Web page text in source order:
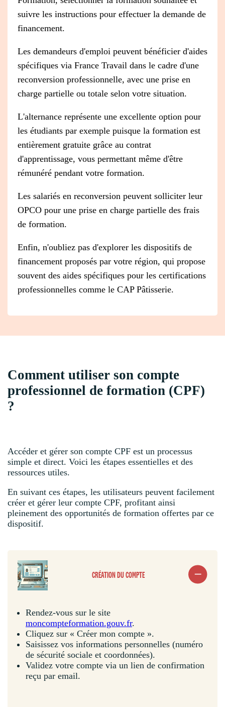
suivre les instructions pour effectuer la demande de
financement.
Les demandeurs d'emploi peuvent bénéficier d'aides
spécifiques via France Travail dans le cadre d'une
reconversion professionnelle, avec une prise en
charge partielle ou totale selon votre situation.
L'alternance représente une excellente option pour
les étudiants par exemple puisque la formation est
entièrement gratuite grâce au contrat
d'apprentissage, vous permettant même d'être
rémunéré pendant votre formation.
Les salariés en reconversion peuvent solliciter leur
OPCO pour une prise en charge partielle des frais
de formation.
Enfin, n'oubliez pas d'explorer les dispositifs de
financement proposés par votre région, qui propose
souvent des aides spécifiques pour les certifications
professionnelles comme le CAP Pâtisserie.
Comment utiliser son compte
professionnel de formation (CPF)
?
Accéder et gérer son compte CPF est un processus
simple et direct. Voici les étapes essentielles et des
ressources utiles.
En suivant ces étapes, les utilisateurs peuvent facilement
créer et gérer leur compte CPF, profitant ainsi
pleinement des opportunités de formation offertes par ce
dispositif.
CRÉATION DU COMPTE
Rendez-vous sur le site
moncompteformation.gouv.fr.
Cliquez sur « Créer mon compte ».
Saisissez vos informations personnelles (numéro
de sécurité sociale et coordonnées).
Validez votre compte via un lien de confirmation
reçu par email.